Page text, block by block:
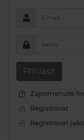
E-mail
Heslo
Přihlásit
Zapomenuté
Registrovat
Registrovat